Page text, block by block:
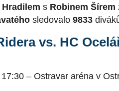
Hradilem s Robinem Šírem
sledovalo 9833
vs. HC
– Ostravar aréna v